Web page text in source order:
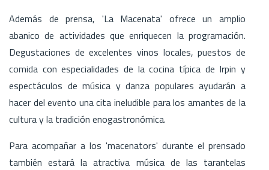
Además de prensa, 'La Macenata' ofrece un amplio
abanico de actividades que enriquecen la programación.
Degustaciones de excelentes vinos locales, puestos de
comida con especialidades de la cocina típica de Irpin y
espectáculos de música y danza populares ayudarán a
hacer del evento una cita ineludible para los amantes de la
cultura y la tradición enogastronómica.
Para acompañar a los 'macenators' durante el prensado
también estará la atractiva música de las tarantelas